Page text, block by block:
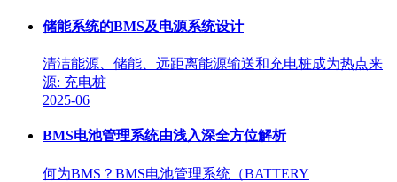
储能系统的BMS及电源系统设计
清洁能源、储能、远距离能源输送和充电桩成为热点来
源: 充电桩
2025-06
BMS电池管理系统由浅入深全方位解析
何为BMS？BMS电池管理系统（BATTERY